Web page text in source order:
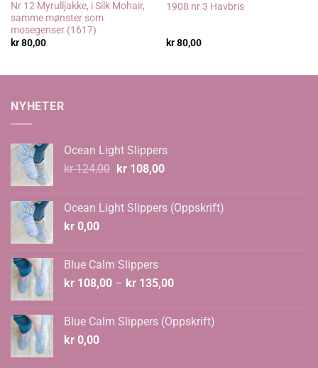
Nr 12 Myrulljakke, i Silk Mohair,
samme mønster som
mosegenser (1617)
kr80,00
1908 nr 3 Havbris
kr80,00
NYHETER
Ocean Light Slippers
kr124,00 Opprinnelig
kr 124,00.
kr108,00Nåværende
kr 108,00.
Ocean Light Slippers (Oppskrift)
kr 0,00
Blue Calm Slippers
kr 108,00 – kr 135,00Prisområde:
kr 135,00
Blue Calm Slippers (Oppskrift)
kr 0,00